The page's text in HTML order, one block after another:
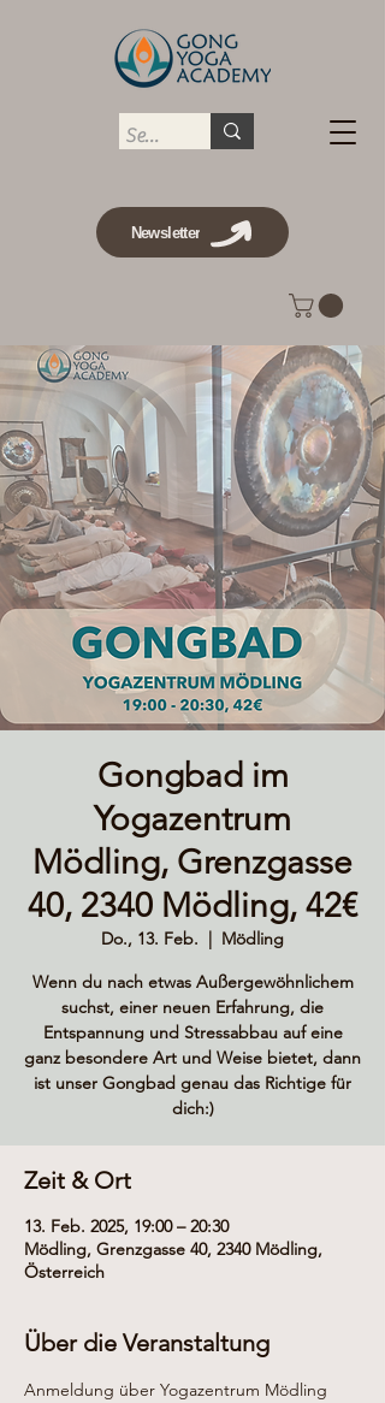
Newsletter
Gongbad im
Yogazentrum
Mödling, Grenzgasse
40, 2340 Mödling, 42€
Do., 13. Feb.
Mödling
Wenn du nach etwas Außergewöhnlichem
suchst, einer neuen Erfahrung, die
Entspannung und Stressabbau auf eine
ganz besondere Art und Weise bietet, dann
ist unser Gongbad genau das Richtige für
dich:)
Zeit & Ort
13. Feb. 2025, 19:00 – 20:30
Mödling, Grenzgasse 40, 2340 Mödling,
Österreich
Über die Veranstaltung
Anmeldung über Yogazentrum Mödling